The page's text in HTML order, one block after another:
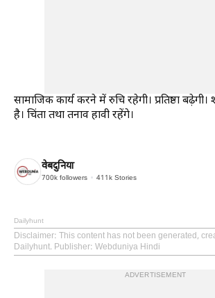
सामाजिक कार्य करने में रुचि रहेगी। प्रतिष्ठा
है। चिंता तथा तनाव हावी रहेंगे।
वेबदुनिया
700k followers 411k Stories
Dailyhunt
Disclaimer: This content has not been generated,
Dailyhunt. Publisher: Webduniya Hindi
ADVERTISEMENT